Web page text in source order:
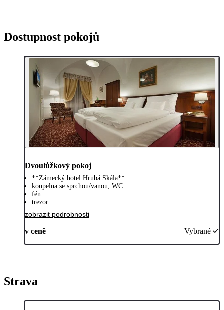
Dostupnost pokojů
Dvoulůžkový pokoj
**Zámecký hotel Hrubá Skála**
koupelna se sprchou/vanou, WC
fén
trezor
zobrazit podrobnosti
v ceně Vybrané
Strava